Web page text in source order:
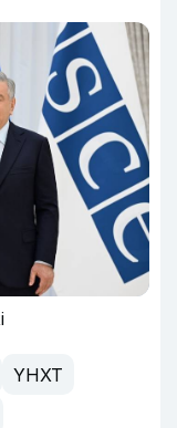
YHXT